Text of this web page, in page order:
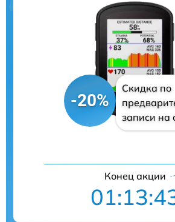
-20%
Скидка по
записи на
Конец акции